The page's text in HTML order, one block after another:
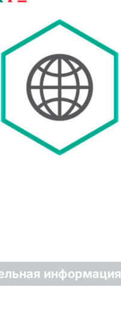
информация